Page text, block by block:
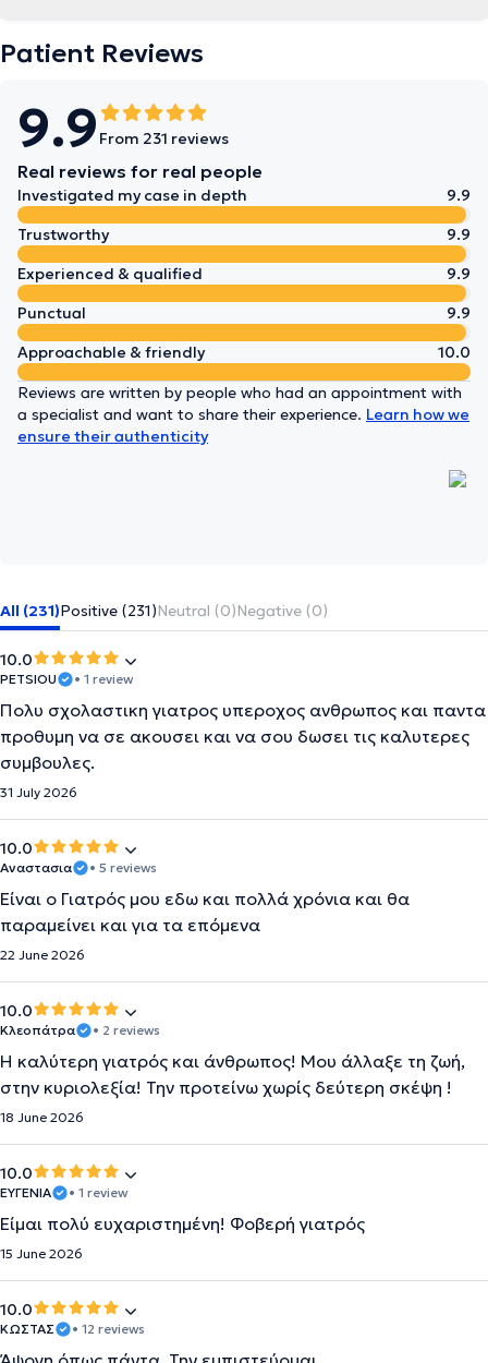
Patient Reviews
9.9 From 231 reviews
Real reviews for real people
Investigated my case in depth
9.9
Trustworthy
9.9
Experienced & qualified
9.9
Punctual
9.9
Approachable & friendly
10.0
Reviews are written by people who had an appointment with
a specialist and want to share their experience. Learn how we
ensure their authenticity
All (231)Positive (231)Neutral (0)Negative (0)
10.0
PETSIOU • 1 review
Πολυ σχολαστικη γιατρος υπεροχος ανθρωπος και παντα
προθυμη να σε ακουσει και να σου δωσει τις καλυτερες
συμβουλες.
31 July 2026
10.0
Αναστασια • 5 reviews
Είναι ο Γιατρός μου εδω και πολλά χρόνια και θα
παραμείνει και για τα επόμενα
22 June 2026
10.0
Κλεοπάτρα • 2 reviews
Η καλύτερη γιατρός και άνθρωπος! Μου άλλαξε τη ζωή,
στην κυριολεξία! Την προτείνω χωρίς δεύτερη σκέψη !
18 June 2026
10.0
ΕΥΓΕΝΙΑ • 1 review
Είμαι πολύ ευχαριστημένη! Φοβερή γιατρός
15 June 2026
10.0
ΚΩΣΤΑΣ • 12 reviews